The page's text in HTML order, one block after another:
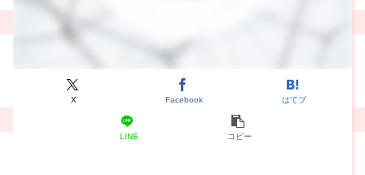
X Facebook はてブ
LINE コピー